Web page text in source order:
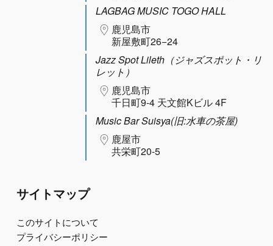
LAGBAG MUSIC TOGO HALL
鹿児島市
新屋敷町26−24
Jazz Spot Lileth（ジャズスポット・リ
レット）
鹿児島市
千日町9-4 天文館Kビル 4F
Music Bar Suisya(旧:水車の茶屋)
鹿屋市
共栄町20-5
サイトマップ
このサイトについて
プライバシーポリシー